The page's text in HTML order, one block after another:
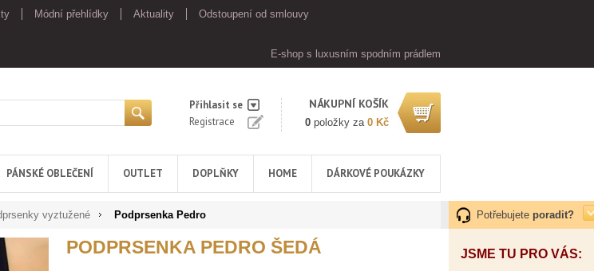
Módní přehlídky Aktuality
Odstoupení od smlouvy
E-shop s luxusním spodním prádlem
Přihlasit se
Registrace
NÁKUPNÍ KOŠÍK
0 položky za 0 Kč
PÁNSKÉ OBLEČENÍ OUTLET DOPLŇKY HOME DÁRKOVÉ POUKÁZKY
Potřebujete poradit?
JSME TU PRO VÁS:
vyztužené Podprsenka Pedro
PODPRSENKA PEDRO ŠEDÁ